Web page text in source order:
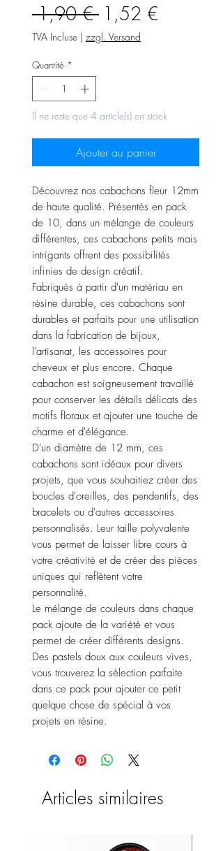
1,90 € Prix
original
1,52 €
TVA Incluse | zzgl. Versand
Quantité *
Il ne reste que 4 article(s) en stock
Ajouter au panier
Découvrez nos cabachons fleur 12mm
de haute qualité. Présentés en pack
de 10, dans un mélange de couleurs
différentes, ces cabachons petits mais
intrigants offrent des possibilités
infinies de design créatif.
Fabriqués à partir d'un matériau en
résine durable, ces cabachons sont
durables et parfaits pour une utilisation
dans la fabrication de bijoux,
l'artisanat, les accessoires pour
cheveux et plus encore. Chaque
cabachon est soigneusement travaillé
pour conserver les détails délicats des
motifs floraux et ajouter une touche de
charme et d'élégance.
D'un diamètre de 12 mm, ces
cabachons sont idéaux pour divers
projets, que vous souhaitiez créer des
boucles d'oreilles, des pendentifs, des
bracelets ou d'autres accessoires
personnalisés. Leur taille polyvalente
vous permet de laisser libre cours à
votre créativité et de créer des pièces
uniques qui reflètent votre
personnalité.
Le mélange de couleurs dans chaque
pack ajoute de la variété et vous
permet de créer différents designs.
Des pastels doux aux couleurs vives,
vous trouverez la sélection parfaite
dans ce pack pour ajouter ce petit
quelque chose de spécial à vos
projets en résine.
Articles similaires